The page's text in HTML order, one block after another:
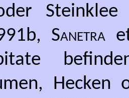
Steinklee
Sanetra